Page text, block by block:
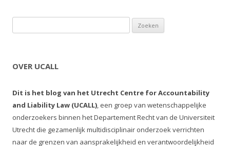
OVER UCALL
Dit is het blog van het Utrecht Centre for Accountability
and Liability Law (UCALL), een groep van wetenschappelijke
onderzoekers binnen het Departement Recht van de Universiteit
Utrecht die gezamenlijk multidisciplinair onderzoek verrichten
naar de grenzen van aansprakelijkheid en verantwoordelijkheid